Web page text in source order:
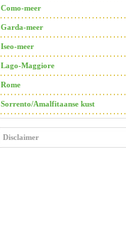
Como-meer
Garda-meer
Iseo-meer
Lago-Maggiore
Rome
Sorrento/Amalfitaanse kust
Disclaimer